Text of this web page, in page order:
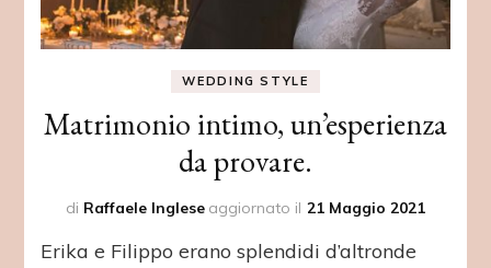
WEDDING STYLE
Matrimonio intimo, un’esperienza
da provare.
di Raffaele Inglese aggiornato il 21 Maggio 2021
Erika e Filippo erano splendidi d’altronde